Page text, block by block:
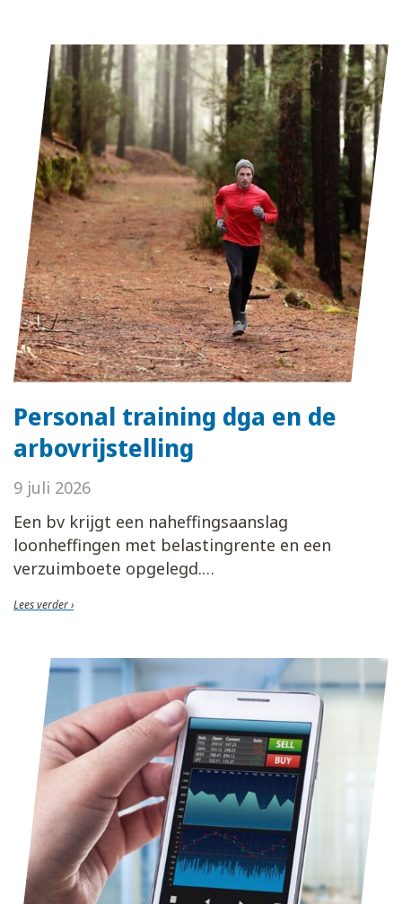
Personal training dga en de
arbovrijstelling
9 juli 2026
Een bv krijgt een naheffingsaanslag
loonheffingen met belastingrente en een
verzuimboete opgelegd.
Lees verder ›